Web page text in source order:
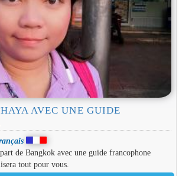
AVEC UNE GUIDE
de Bangkok avec une guide francophone
tout pour vous.